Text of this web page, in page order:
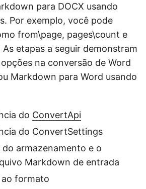
para DOCX usando
Por exemplo, você pode
from\page, pages\count e
etapas a seguir demonstram
na conversão de Word
Markdown para Word usando
do ConvertApi
do ConvertSettings
armazenamento e o
Markdown de entrada
ao formato